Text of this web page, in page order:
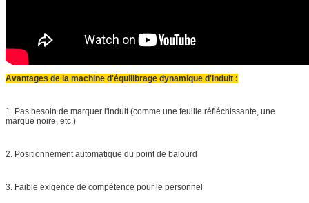
Avantages de la machine d'équilibrage dynamique d'induit :
1. Pas besoin de marquer l'induit (comme une feuille réfléchissante, une
marque noire, etc.)
2. Positionnement automatique du point de balourd
3. Faible exigence de compétence pour le personnel